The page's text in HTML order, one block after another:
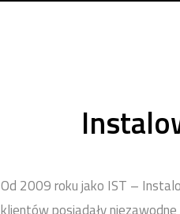
Od 2009 roku jako IST –
klientów posiadały